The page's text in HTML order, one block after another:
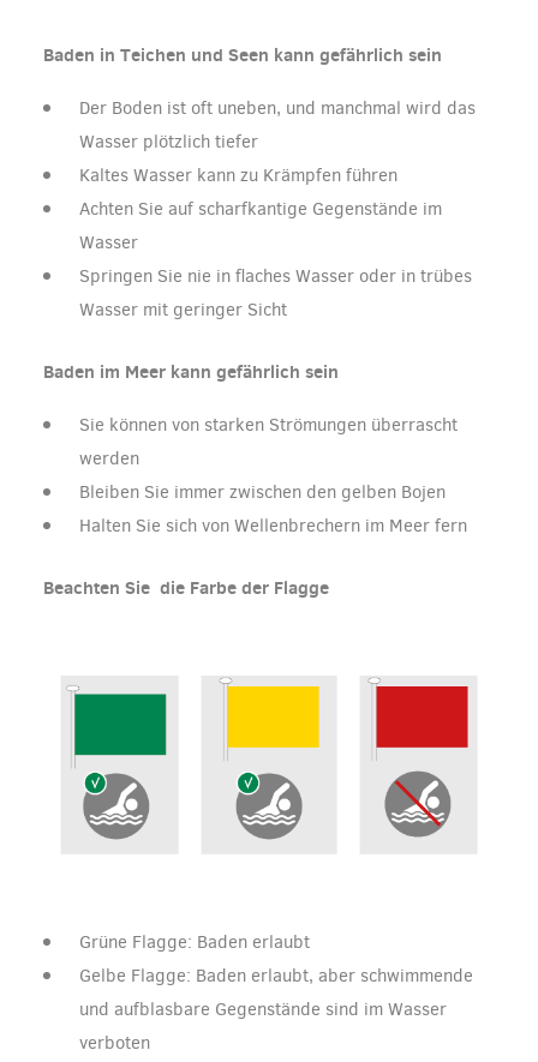
Baden in Teichen und Seen kann gefährlich sein
Der Boden ist oft uneben, und manchmal wird das
Wasser plötzlich tiefer
Kaltes Wasser kann zu Krämpfen führen
Achten Sie auf scharfkantige Gegenstände im
Wasser
Springen Sie nie in flaches Wasser oder in trübes
Wasser mit geringer Sicht
Baden im Meer kann gefährlich sein
Sie können von starken Strömungen überrascht
werden
Bleiben Sie immer zwischen den gelben Bojen
Halten Sie sich von Wellenbrechern im Meer fern
Beachten Sie die Farbe der Flagge
Grüne Flagge: Baden erlaubt
Gelbe Flagge: Baden erlaubt, aber schwimmende
und aufblasbare Gegenstände sind im Wasser
verboten